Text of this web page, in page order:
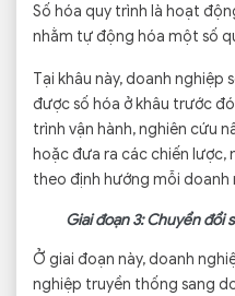
Số hóa quy trình là hoạt
nhằm tự động hóa một số
Tại khâu này, doanh nghiệp
được số hóa ở khâu trước
trình vận hành, nghiên cứu
hoặc đưa ra các chiến lược,
theo định hướng mỗi doanh
Giai đoạn 3: Chuyển đổi
Ở giai đoạn này, doanh
nghiệp truyền thống sang